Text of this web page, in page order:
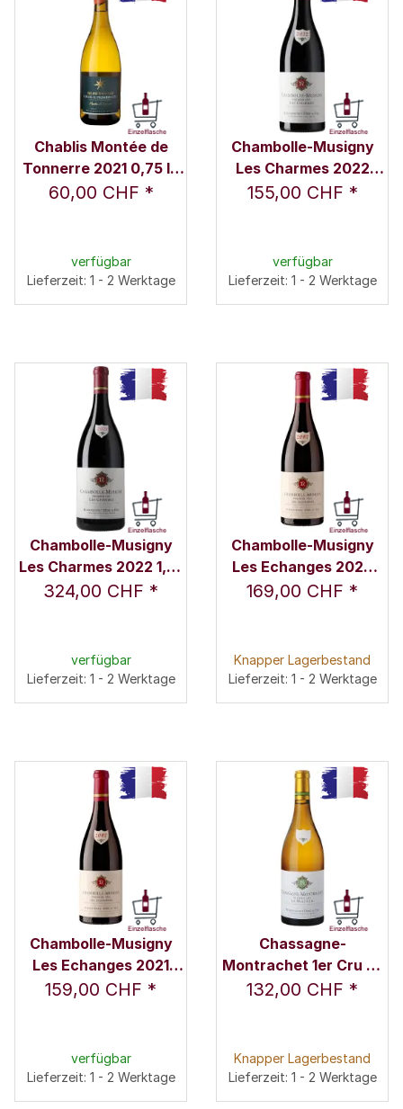
Chablis Montée de
Tonnerre 2021 0,75 l -
Domaine Julien
60,00 CHF *
verfügbar
Lieferzeit: 1 - 2 Werktage
Chambolle-Musigny
Les Charmes 2022
0,75 l - Remoissenet
155,00 CHF *
verfügbar
Lieferzeit: 1 - 2 Werktage
Chambolle-Musigny
Les Charmes 2022 1,5 l
- Remoissenet Père &
324,00 CHF *
verfügbar
Lieferzeit: 1 - 2 Werktage
Chambolle-Musigny
Les Echanges 2020
0,75 l - Remoissenet
169,00 CHF *
Knapper Lagerbestand
Lieferzeit: 1 - 2 Werktage
Chambolle-Musigny
Les Echanges 2021
0,75 l - Remoissenet
159,00 CHF *
verfügbar
Lieferzeit: 1 - 2 Werktage
Chassagne-
Montrachet 1er Cru La
Maltroie 2022 0,75 l -
132,00 CHF *
Knapper Lagerbestand
Lieferzeit: 1 - 2 Werktage